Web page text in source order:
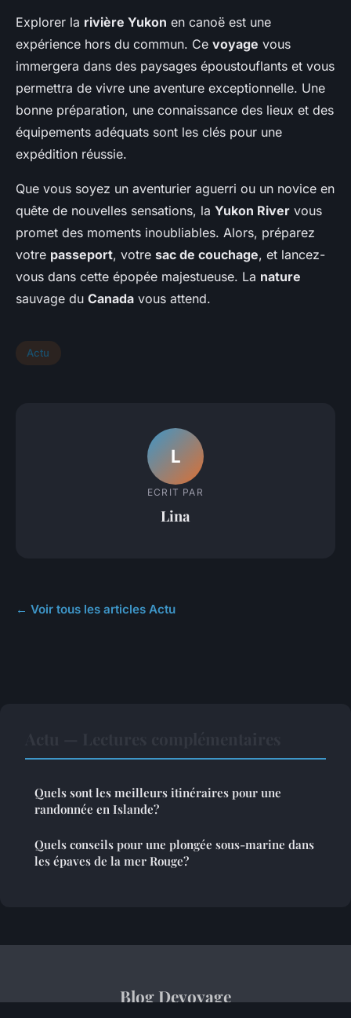
Explorer la rivière Yukon en canoë est une
expérience hors du commun. Ce voyage vous
immergera dans des paysages époustouflants et vous
permettra de vivre une aventure exceptionnelle. Une
bonne préparation, une connaissance des lieux et des
équipements adéquats sont les clés pour une
expédition réussie.
Que vous soyez un aventurier aguerri ou un novice en
quête de nouvelles sensations, la Yukon River vous
promet des moments inoubliables. Alors, préparez
votre passeport, votre sac de couchage, et lancez-
vous dans cette épopée majestueuse. La nature
sauvage du Canada vous attend.
Actu
L
ECRIT PAR
Lina
← Voir tous les articles Actu
Quels sont les meilleurs itinéraires pour une
randonnée en Islande?
Quels conseils pour une plongée sous-marine dans
les épaves de la mer Rouge?
Blog Devoyage